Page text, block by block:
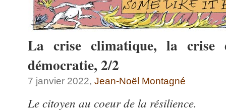
La crise climatique, la crise
démocratie, 2/2
7 janvier 2022, Jean-Noël Montagné
Le citoyen au coeur de la résilience.